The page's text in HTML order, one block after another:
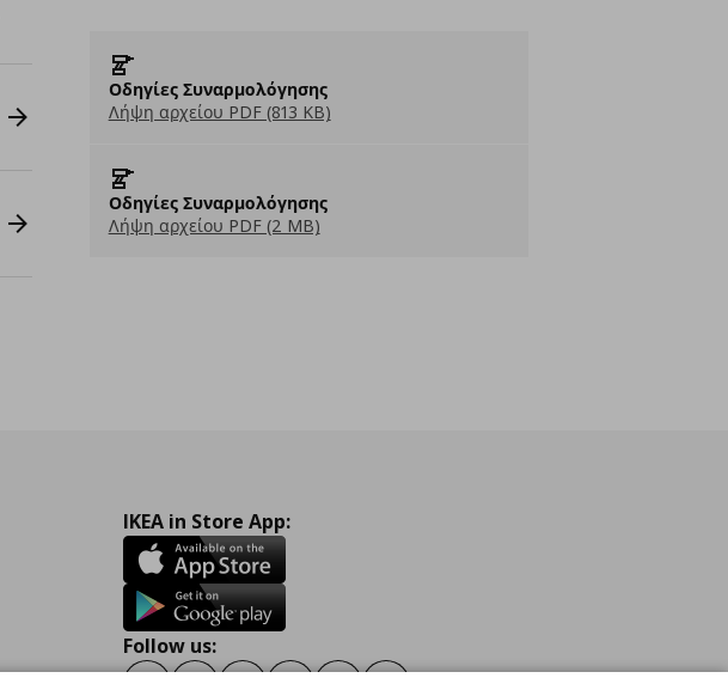
Οδηγίες Συναρμολόγησης
Λήψη αρχείου PDF (813 KB)
Οδηγίες Συναρμολόγησης
Λήψη αρχείου PDF (2 MB)
IKEA in Store App:
Follow us: